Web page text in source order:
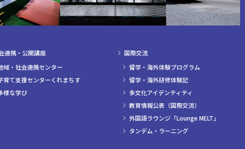
連携・公開講座
域・社会連携センター
育て支援センターくれまちす
様な学び
国際交流
留学・海外体験プログラム
留学・海外研修体験記
多文化アイデンティティ
教育情報公表（国際交流）
外国語ラウンジ「Lounge MELT」
タンデム・ラーニング